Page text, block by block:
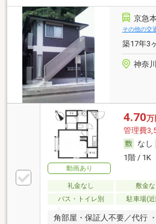
京急
その他の交
築17年3
神奈
動画あり
4.70万
管理費
なし
1階 / 1K
礼金なし 敷金な
バス・トイレ別
駐車場(
角部屋・保証人不要／代行